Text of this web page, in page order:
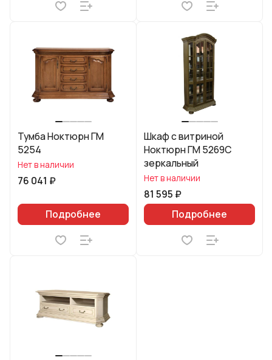
Тумба Ноктюрн ГМ
5254
Нет в наличии
76 041 ₽
Подробнее
Шкаф с витриной
Ноктюрн ГМ 5269С
зеркальный
Нет в наличии
81 595 ₽
Подробнее